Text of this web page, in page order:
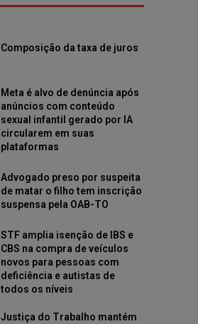
Composição da taxa de juros
Meta é alvo de denúncia após
anúncios com conteúdo
sexual infantil gerado por IA
circularem em suas
plataformas
Advogado preso por suspeita
de matar o filho tem inscrição
suspensa pela OAB-TO
STF amplia isenção de IBS e
CBS na compra de veículos
novos para pessoas com
deficiência e autistas de
todos os níveis
Justiça do Trabalho mantém